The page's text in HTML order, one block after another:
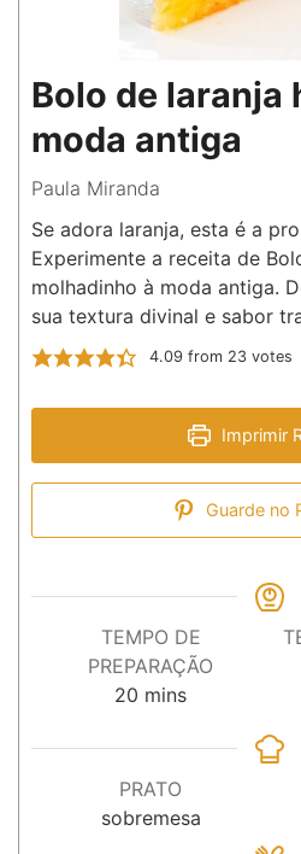
Bolo de laranja
moda antiga
Paula Miranda
Se adora laranja, esta é a
Experimente a receita de
molhadinho à moda antiga.
sua textura divinal e sabor
4.09 from 23votes
Imprimir
Guarde no
TEMPO DE
PREPARAÇÃO
20 minutos
mins
PRATO
sobremesa